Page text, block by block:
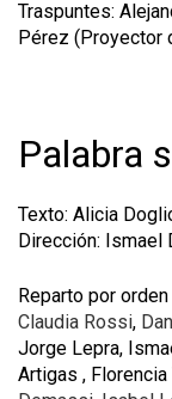
Traspuntes:
Pérez (Proyector
Palabra
Texto: Alicia
Dirección: Ismael
Reparto por
Claudia Rossi,
Jorge Lepra,
Artigas ,